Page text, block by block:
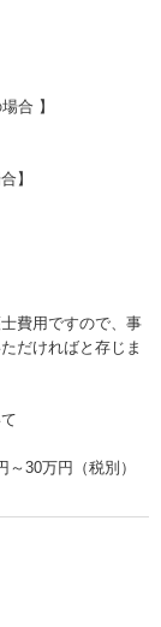
合 】
】
費用ですので、事
だければと存じま
～30万円（税別）